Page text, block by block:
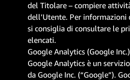
del Titolare – compiere
dell’Utente. Per
si consiglia di consultare le
elencati.
Google Analytics (Google Inc.)
Google Analytics è un
da Google Inc. (“Google”).